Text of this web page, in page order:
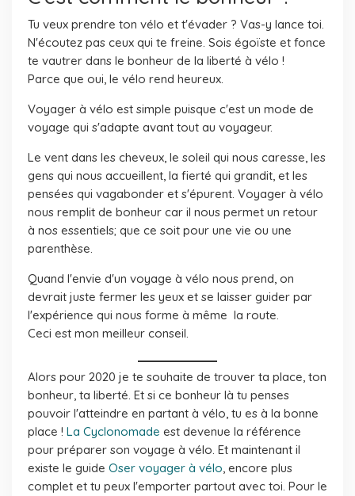
Tu veux prendre ton vélo et t'évader ? Vas-y lance toi.
N'écoutez pas ceux qui te freine. Sois égoïste et fonce
te vautrer dans le bonheur de la liberté à vélo !
Parce que oui, le vélo rend heureux.
Voyager à vélo est simple puisque c'est un mode de
voyage qui s'adapte avant tout au voyageur.
Le vent dans les cheveux, le soleil qui nous caresse, les
gens qui nous accueillent, la fierté qui grandit, et les
pensées qui vagabonder et s'épurent. Voyager à vélo
nous remplit de bonheur car il nous permet un retour
à nos essentiels; que ce soit pour une vie ou une
parenthèse.
Quand l'envie d'un voyage à vélo nous prend, on
devrait juste fermer les yeux et se laisser guider par
l'expérience qui nous forme à même la route.
Ceci est mon meilleur conseil.
Alors pour 2020 je te souhaite de trouver ta place, ton
bonheur, ta liberté. Et si ce bonheur là tu penses
pouvoir l'atteindre en partant à vélo, tu es à la bonne
place ! La Cyclonomade est devenue la référence
pour préparer son voyage à vélo. Et maintenant il
existe le guide Oser voyager à vélo, encore plus
complet et tu peux l'emporter partout avec toi. Pour le